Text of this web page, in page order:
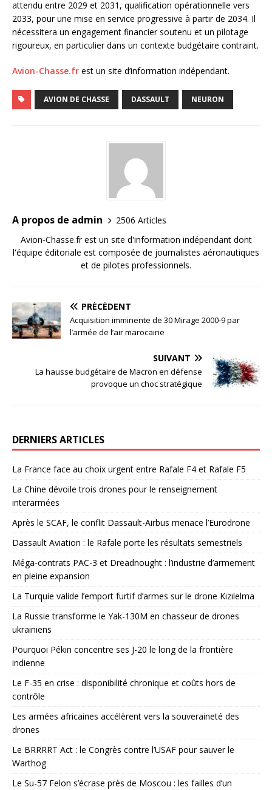
attendu entre 2029 et 2031, qualification opérationnelle vers
2033, pour une mise en service progressive à partir de 2034. Il
nécessitera un engagement financier soutenu et un pilotage
rigoureux, en particulier dans un contexte budgétaire contraint.
Avion-Chasse.fr est un site d’information indépendant.
AVION DE CHASSE DASSAULT NEURON
A propos de admin
2506 Articles
Avion-Chasse.fr est un site d'information indépendant dont
l'équipe éditoriale est composée de journalistes aéronautiques
et de pilotes professionnels.
PRÉCÉDENT
Acquisition imminente de 30 Mirage 2000‑9 par
l’armée de l’air marocaine
SUIVANT
La hausse budgétaire de Macron en défense
provoque un choc stratégique
DERNIERS ARTICLES
La France face au choix urgent entre Rafale F4 et Rafale F5
La Chine dévoile trois drones pour le renseignement
interarmées
Après le SCAF, le conflit Dassault-Airbus menace l’Eurodrone
Dassault Aviation : le Rafale porte les résultats semestriels
Méga-contrats PAC-3 et Dreadnought : l’industrie d’armement
en pleine expansion
La Turquie valide l’emport furtif d’armes sur le drone Kızılelma
La Russie transforme le Yak-130M en chasseur de drones
ukrainiens
Pourquoi Pékin concentre ses J-20 le long de la frontière
indienne
Le F-35 en crise : disponibilité chronique et coûts hors de
contrôle
Les armées africaines accélèrent vers la souveraineté des
drones
Le BRRRRT Act : le Congrès contre l’USAF pour sauver le
Warthog
Le Su-57 Felon s’écrase près de Moscou : les failles d’un